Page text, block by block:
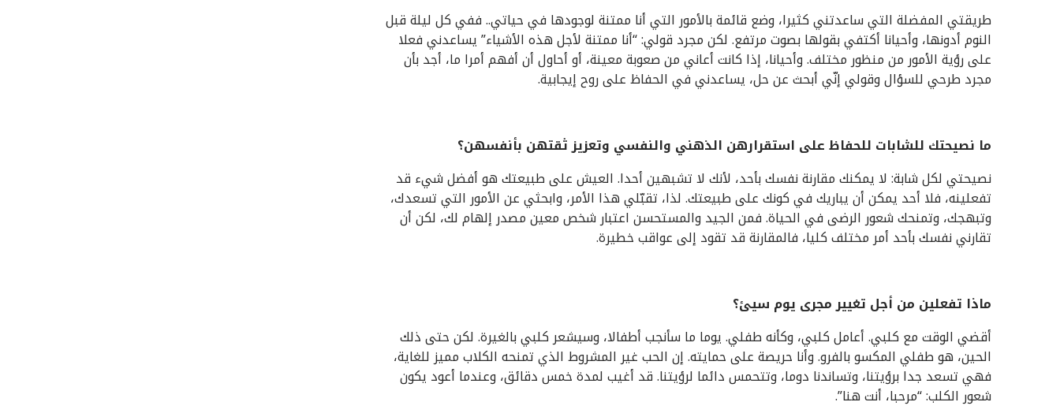
طريقتي المفضلة التي ساعدتني كثيرا، وضع قائمة بالأمور التي أنا ممتنة لوجودها في حياتي.. ففي كل ليلة قبل
النوم أدونها، وأحيانا أكتفي بقولها بصوت مرتفع. لكن مجرد قولي: “أنا ممتنة لأجل هذه الأشياء” يساعدني فعلا
على رؤية الأمور من منظور مختلف. وأحيانا، إذا كانت أعاني من صعوبة معينة، أو أحاول أن أفهم أمرا ما، أجد بأن
مجرد طرحي للسؤال وقولي إنّي أبحث عن حل، يساعدني في الحفاظ على روح إيجابية.
ما نصيحتك للشابات للحفاظ على استقرارهن الذهني والنفسي وتعزيز ثقتهن بأنفسهن؟
نصيحتي لكل شابة: لا يمكنك مقارنة نفسك بأحد، لأنك لا تشبهين أحدا. العيش على طبيعتك هو أفضل شيء قد
تفعلينه، فلا أحد يمكن أن يباريك في كونك على طبيعتك. لذا، تقبّلي هذا الأمر، وابحثي عن الأمور التي تسعدك،
وتبهجك، وتمنحك شعور الرضى في الحياة. فمن الجيد والمستحسن اعتبار شخص معين مصدر إلهام لك، لكن أن
تقارني نفسك بأحد أمر مختلف كليا، فالمقارنة قد تقود إلى عواقب خطيرة.
ماذا تفعلين من أجل تغيير مجرى يوم سيئ؟
أقضي الوقت مع كلبي. أعامل كلبي، وكأنه طفلي. يوما ما سأنجب أطفالا، وسيشعر كلبي بالغيرة. لكن حتى ذلك
الحين، هو طفلي المكسو بالفرو. وأنا حريصة على حمايته. إن الحب غير المشروط الذي تمنحه الكلاب مميز للغاية،
فهي تسعد جدا برؤيتنا، وتساندنا دوما، وتتحمس دائما لرؤيتنا. قد أغيب لمدة خمس دقائق، وعندما أعود يكون
شعور الكلب: “مرحبا، أنت هنا”.